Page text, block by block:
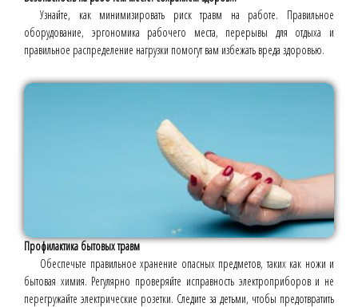
Узнайте, как минимизировать риск травм на работе. Правильное
оборудование, эргономика рабочего места, перерывы для отдыха и
правильное распределение нагрузки помогут вам избежать вреда здоровью.
Профилактика бытовых травм
Обеспечьте правильное хранение опасных предметов, таких как ножи и
бытовая химия. Регулярно проверяйте исправность электроприборов и не
перегружайте электрические розетки. Следите за детьми, чтобы предотвратить